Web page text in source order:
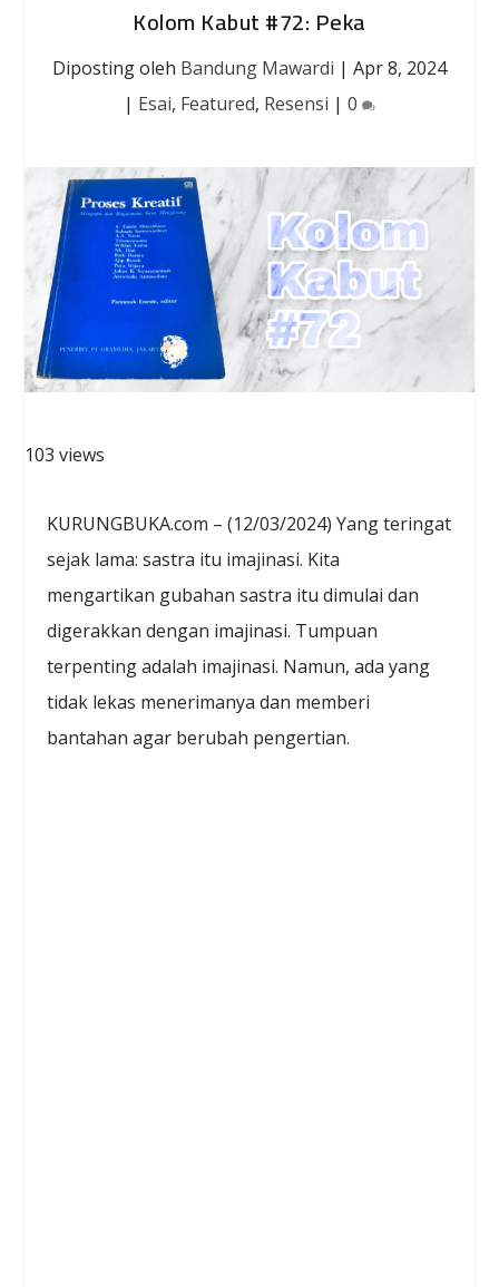
Kolom Kabut #72: Peka
Diposting oleh Bandung Mawardi | Apr 8, 2024
| Esai, Featured, Resensi | 0
103 views
KURUNGBUKA.com – (12/03/2024) Yang teringat
sejak lama: sastra itu imajinasi. Kita
mengartikan gubahan sastra itu dimulai dan
digerakkan dengan imajinasi. Tumpuan
terpenting adalah imajinasi. Namun, ada yang
tidak lekas menerimanya dan memberi
bantahan agar berubah pengertian.